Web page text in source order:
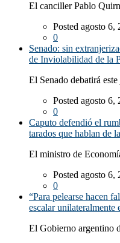
El canciller Pablo
Posted agosto 6,
0
Senado: sin
de Inviolabilidad de la
El Senado debatirá
Posted agosto 6,
0
Caputo defendió el
tarados que hablan de
El ministro de
Posted agosto 6,
0
“Para pelearse hacen
escalar unilateralmente
El Gobierno argentino